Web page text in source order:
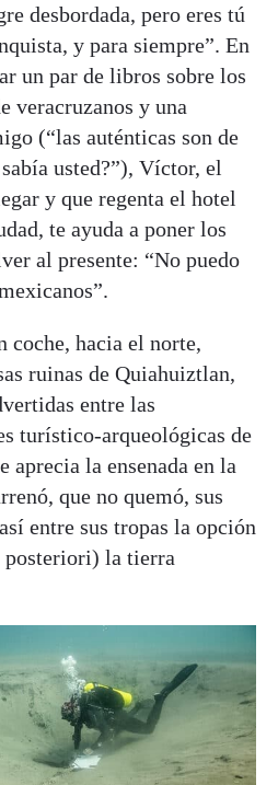
desbordada, pero eres tú
y para siempre”. En
un par de libros sobre los
veracruzanos y una
(“las auténticas son de
usted?”), Víctor, el
y que regenta el hotel
te ayuda a poner los
al presente: “No puedo
coche, hacia el norte,
ruinas de Quiahuiztlan,
entre las
turístico-arqueológicas de
aprecia la ensenada en la
que no quemó, sus
entre sus tropas la opción
la tierra